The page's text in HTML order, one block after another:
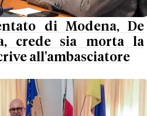
di Modena, De
crede sia morta la
all'ambasciatore